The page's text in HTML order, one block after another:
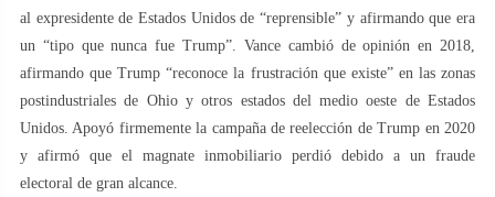
al expresidente de Estados Unidos de “reprensible” y afirmando que era
un “tipo que nunca fue Trump”. Vance cambió de opinión en 2018,
afirmando que Trump “reconoce la frustración que existe” en las zonas
postindustriales de Ohio y otros estados del medio oeste de Estados
Unidos. Apoyó firmemente la campaña de reelección de Trump en 2020
y afirmó que el magnate inmobiliario perdió debido a un fraude
electoral de gran alcance.